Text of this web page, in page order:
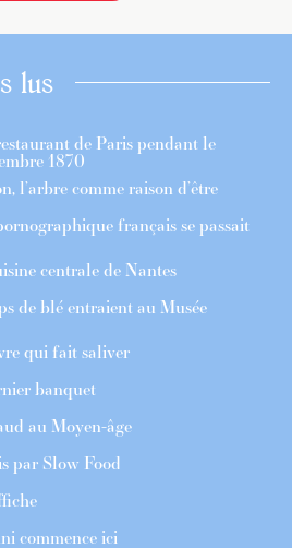
lus
de Paris pendant le
1870
l’arbre comme raison d’être
français se passait
centrale de Nantes
de blé entraient au Musée
qui fait saliver
banquet
au Moyen-âge
par Slow Food
commence ici